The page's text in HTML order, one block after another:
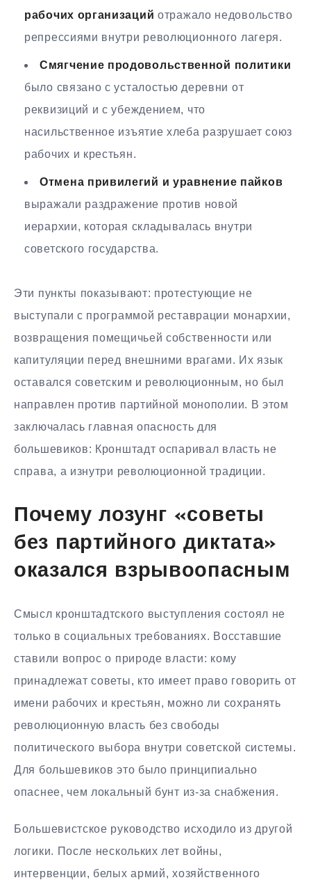
рабочих организаций отражало недовольство
репрессиями внутри революционного лагеря.
Смягчение продовольственной политики
было связано с усталостью деревни от
реквизиций и с убеждением, что
насильственное изъятие хлеба разрушает союз
рабочих и крестьян.
Отмена привилегий и уравнение пайков
выражали раздражение против новой
иерархии, которая складывалась внутри
советского государства.
Эти пункты показывают: протестующие не
выступали с программой реставрации монархии,
возвращения помещичьей собственности или
капитуляции перед внешними врагами. Их язык
оставался советским и революционным, но был
направлен против партийной монополии. В этом
заключалась главная опасность для
большевиков: Кронштадт оспаривал власть не
справа, а изнутри революционной традиции.
Почему лозунг «советы
без партийного диктата»
оказался взрывоопасным
Смысл кронштадтского выступления состоял не
только в социальных требованиях. Восставшие
ставили вопрос о природе власти: кому
принадлежат советы, кто имеет право говорить от
имени рабочих и крестьян, можно ли сохранять
революционную власть без свободы
политического выбора внутри советской системы.
Для большевиков это было принципиально
опаснее, чем локальный бунт из-за снабжения.
Большевистское руководство исходило из другой
логики. После нескольких лет войны,
интервенции, белых армий, хозяйственного